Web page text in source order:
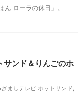
ローラの休日」。
サンド＆りんごのホ
ざましテレビ ホットサンド,